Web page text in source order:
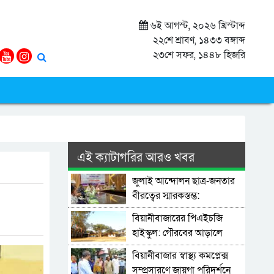
৬ই আগস্ট, ২০২৬ খ্রিস্টাব্দ
২২শে শ্রাবণ, ১৪৩৩ বঙ্গাব্দ
২৩শে সফর, ১৪৪৮ হিজরি
এই ক্যাটাগরির আরও খবর
জুলাই আন্দোলন ছাত্র-জনতার
বীরত্বের স্মারকস্তম্ভ:
বিয়ানীবাজারের ইউএনও
বিয়ানীবাজারের পিএইচজি
হাইস্কুল: গৌরবের আড়ালে
ধুঁকছে মেধার বাতিঘর
বিয়ানীবাজার স্বাস্থ্য কমপ্লেক্স
সম্প্রসারণে জায়গা পরিদর্শনে